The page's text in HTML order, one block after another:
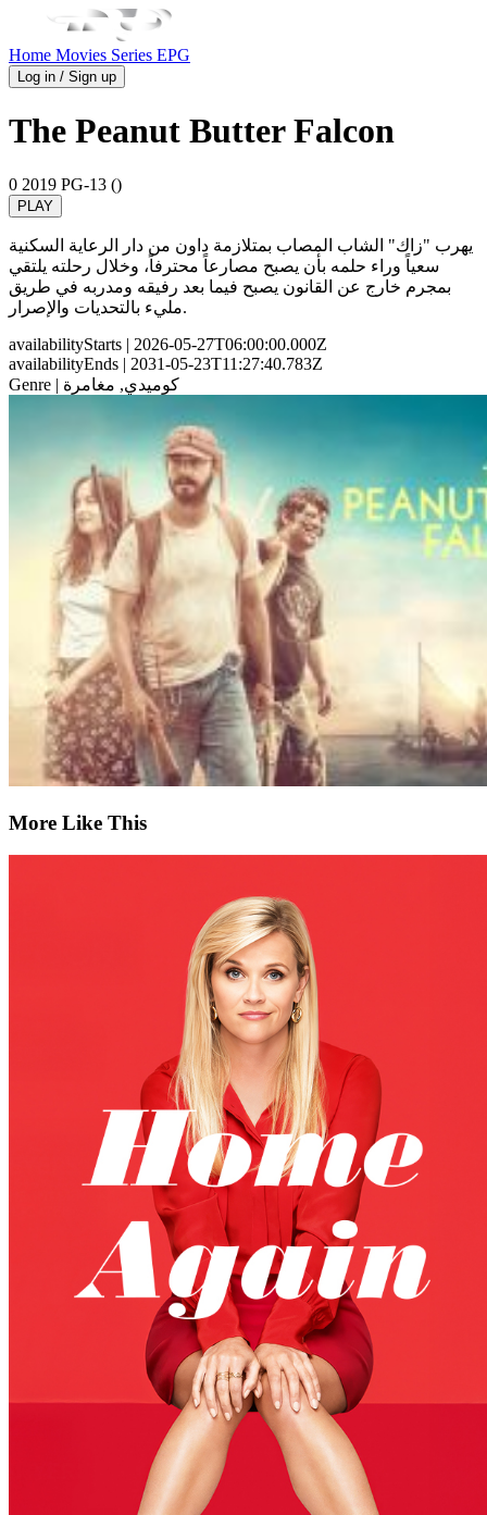
Home Movies Series EPG
Log in / Sign up
The Peanut Butter Falcon
0 2019 PG-13 ()
PLAY
يهرب "زاك" الشاب المصاب بمتلازمة داون من دار الرعاية السكنية
سعياً وراء حلمه بأن يصبح مصارعاً محترفاً، وخلال رحلته يلتقي
بمجرم خارج عن القانون يصبح فيما بعد رفيقه ومدربه في طريق
مليء بالتحديات والإصرار.
availabilityStarts | 2026-05-27T06:00:00.000Z
availabilityEnds | 2031-05-23T11:27:40.783Z
Genre
| كوميدي, مغامرة
More Like This